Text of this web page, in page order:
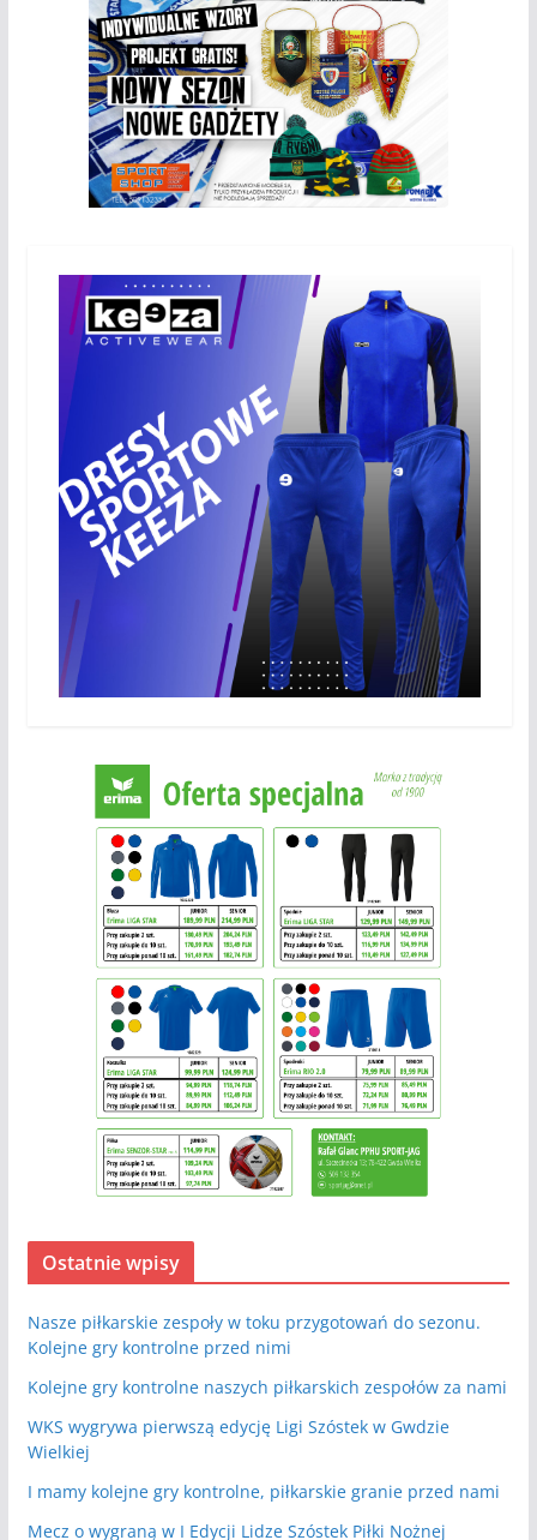
Ostatnie wpisy
Nasze piłkarskie zespoły w toku przygotowań do sezonu.
Kolejne gry kontrolne przed nimi
Kolejne gry kontrolne naszych piłkarskich zespołów za nami
WKS wygrywa pierwszą edycję Ligi Szóstek w Gwdzie
Wielkiej
I mamy kolejne gry kontrolne, piłkarskie granie przed nami
Mecz o wygraną w I Edycji Lidze Szóstek Piłki Nożnej